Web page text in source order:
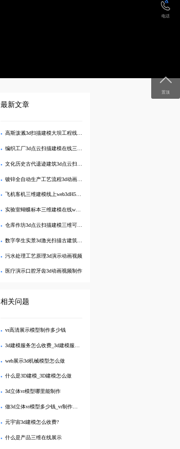
最新文章
高斯泼溅3d扫描建模大坝工程线上三维可视化管理
编织工厂3d点云扫描建模在线三维可视化展示
文化历史古代遗迹建筑3d点云扫描建模展示
镀锌全自动生产工艺流程3d动画视频演示制作
飞机客机三维建模线上web3dH5互动展示
实验室蝴蝶标本三维建模在线web3d交互展示
仓库作坊3d点云扫描建模三维可视化管理
数字孪生实景3d激光扫描古建筑建模可视化
污水处理工艺原理3d演示动画视频
医疗演示口腔牙齿3d动画视频制作
相关问题
vr高清展示模型制作多少钱
3d建模服务怎么收费_3d建模服务公司
web展示3d机械模型怎么做
什么是3D建模_3D建模怎么做
3d立体vr模型哪里能制作
做3d立体vr模型多少钱_vr制作费报价
元宇宙3d建模怎么收费?
什么是产品三维在线展示
电话
置顶